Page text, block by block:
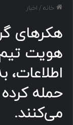
خانه/ اخبار
هویت تیم
حمله
می‌کنند.